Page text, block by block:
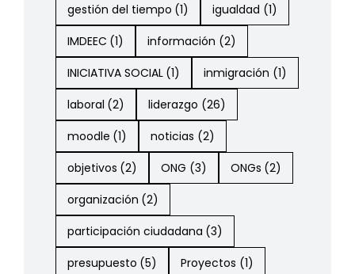
gestión del tiempo (1) igualdad (1)
IMDEEC (1) información (2)
INICIATIVA SOCIAL (1) inmigración (1)
laboral (2) liderazgo (26)
moodle (1) noticias (2)
objetivos (2) ONG (3) ONGs (2)
organización (2)
participación ciudadana (3)
presupuesto (5) Proyectos (1)